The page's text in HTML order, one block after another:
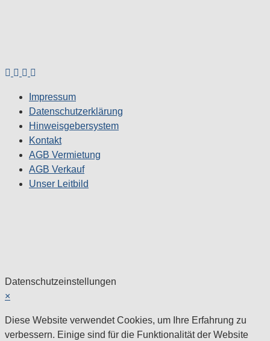
Impressum
Datenschutzerklärung
Hinweisgebersystem
Kontakt
AGB Vermietung
AGB Verkauf
Unser Leitbild
Datenschutzeinstellungen
×
Diese Website verwendet Cookies, um Ihre Erfahrung zu
verbessern. Einige sind für die Funktionalität der Website